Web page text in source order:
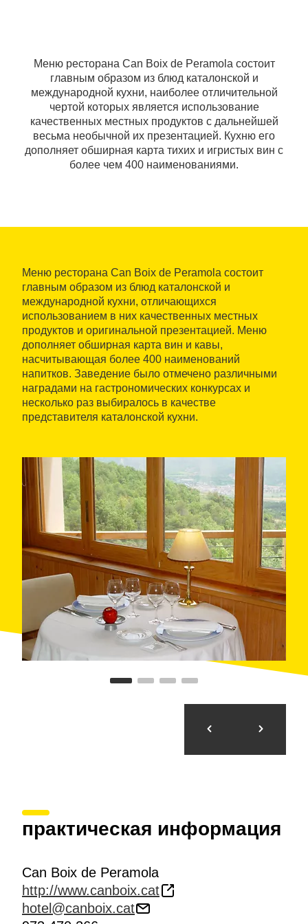
Меню ресторана Can Boix de Peramola состоит
главным образом из блюд каталонской и
международной кухни, наиболее отличительной
чертой которых является использование
качественных местных продуктов с дальнейшей
весьма необычной их презентацией. Кухню его
дополняет обширная карта тихих и игристых вин с
более чем 400 наименованиями.
Меню ресторана Can Boix de Peramola состоит
главным образом из блюд каталонской и
международной кухни, отличающихся
использованием в них качественных местных
продуктов и оригинальной презентацией. Меню
дополняет обширная карта вин и кавы,
насчитывающая более 400 наименований
напитков. Заведение было отмечено различными
наградами на гастрономических конкурсах и
несколько раз выбиралось в качестве
представителя каталонской кухни.
практическая информация
Can Boix de Peramola
http://www.canboix.cat
hotel@canboix.cat